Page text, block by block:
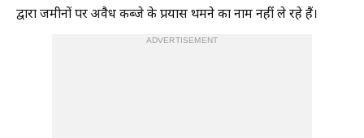
द्वारा जमीनों पर अवैध कब्जे के प्रयास थमने का नाम नहीं ले रहे हैं।
ADVERTISEMENT